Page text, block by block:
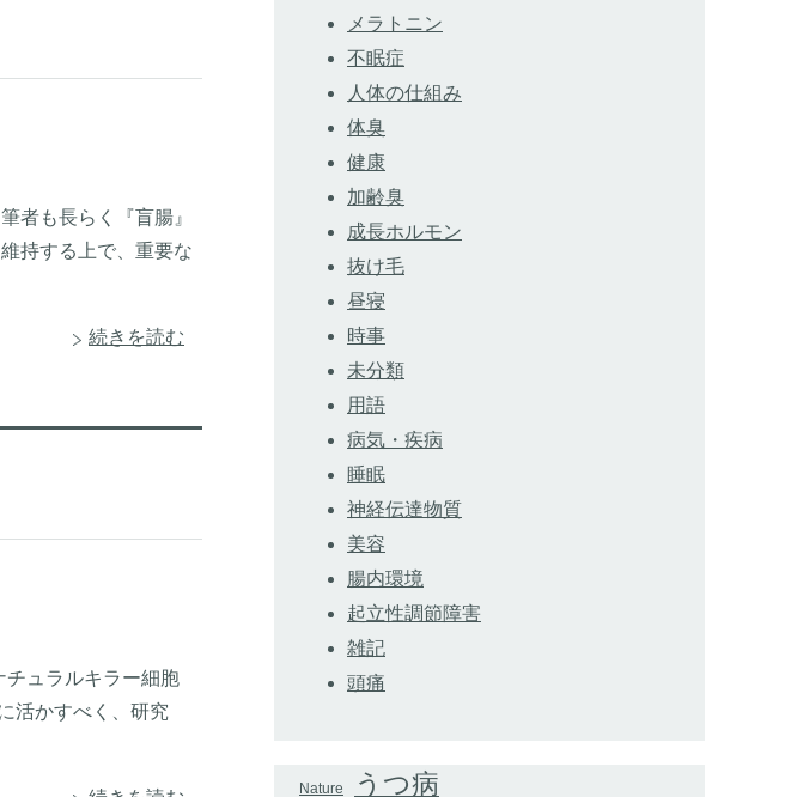
者も長らく『盲腸』
持する上で、重要な
続きを読む
ュラルキラー細胞
活かすべく、研究
メラトニン
不眠症
人体の仕組み
体臭
健康
加齢臭
成長ホルモン
抜け毛
昼寝
時事
未分類
用語
病気・疾病
睡眠
神経伝達物質
美容
腸内環境
起立性調節障害
雑記
頭痛
Nature うつ病